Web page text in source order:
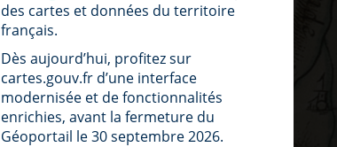
des cartes et données du territoire
français.
Dès aujourd’hui, profitez sur
cartes.gouv.fr d’une interface
modernisée et de fonctionnalités
enrichies, avant la fermeture du
Géoportail le 30 septembre 2026.